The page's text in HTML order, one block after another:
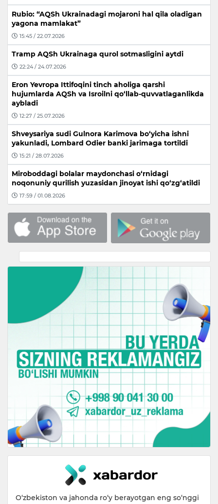
Rubio: “AQSh Ukrainadagi mojaroni hal qila oladigan
yagona mamlakat”
15:45 / 22.07.2026
Tramp AQSh Ukrainaga qurol sotmasligini aytdi
22:24 / 24.07.2026
Eron Yevropa Ittifoqini tinch aholiga qarshi
hujumlarda AQSh va Isroilni qo‘llab-quvvatlaganlikda
aybladi
12:27 / 25.07.2026
Shveysariya sudi Gulnora Karimova bo‘yicha ishni
yakunladi, Lombard Odier banki jarimaga tortildi
15:21 / 28.07.2026
Miroboddagi bolalar maydonchasi o‘rnidagi
noqonuniy qurilish yuzasidan jinoyat ishi qo‘zg‘atildi
17:59 / 01.08.2026
O‘zbekiston va jahonda ro‘y berayotgan eng so‘nggi